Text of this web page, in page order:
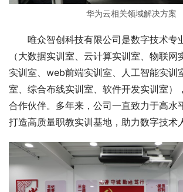
华为云相关领域解决方案
唯众智创科技有限公司是数字技术专
（大数据实训室、云计算实训室、物联
实训室、web前端实训室、人工智能实训
室、综合布线实训室、软件开发实训室）
合作伙伴。多年来，公司一直致力于高水
打造高质量职教实训基地，助力数字技术